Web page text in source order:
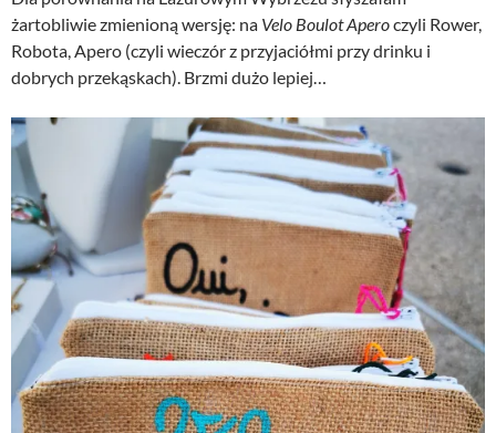
żartobliwie zmienioną wersję: na Velo Boulot Aperoczyli Rower,
Robota, Apero (czyli wieczór z przyjaciółmi przy drinku i
dobrych przekąskach). Brzmi dużo lepiej…